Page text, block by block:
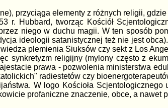
przyciąga elementy z różnych religii,
Hubbard, tworząc Kościół
niego w duchu magii. W ten sposób
ideologii satanistycznej też nie jest
plemienia Siuksów czy sekt z Los
synkretyzm religijny (mylony często z
prawa - pozwolenia ministerstwa
radiestetów czy
W logo Kościoła
profaniczne znaczenie, obce, a nawet